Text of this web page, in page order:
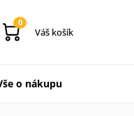
0
Váš košík
o nákupu